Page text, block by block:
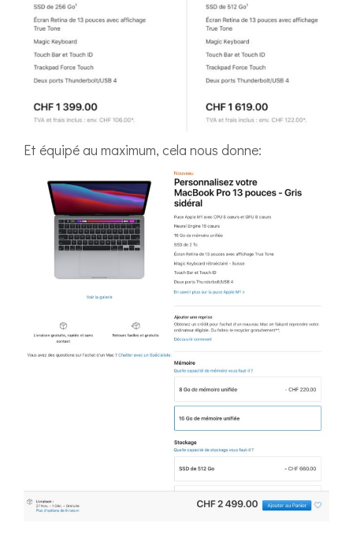
Et équipé au maximum, cela nous donne: